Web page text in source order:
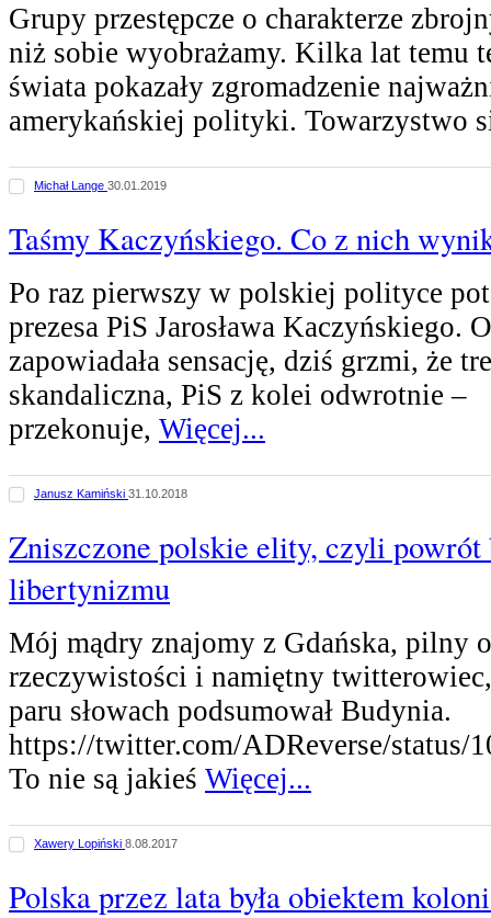
Grupy przestępcze o charakterze
niż sobie wyobrażamy. Kilka lat temu
świata pokazały zgromadzenie
amerykańskiej polityki. Towarzystwo
Michał Lange 30.01.2019
Taśmy Kaczyńskiego. Co z nich
Po raz pierwszy w polskiej polityce
prezesa PiS Jarosława Kaczyńskiego.
zapowiadała sensację, dziś grzmi, że
skandaliczna, PiS z kolei odwrotnie –
przekonuje, Więcej...
Janusz Kamiński 31.10.2018
Zniszczone polskie elity, czyli powrót
libertynizmu
Mój mądry znajomy z Gdańska, pilny
rzeczywistości i namiętny
paru słowach podsumował Budynia.
https://twitter.com/ADReverse/status/
To nie są jakieś Więcej...
Xawery Lopiński 8.08.2017
Polska przez lata była obiektem